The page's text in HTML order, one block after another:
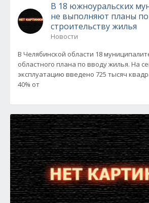
В 18 южноуральских
не выполняют планы по
строительству жилья
Новости
В Челябинской области 18
областного плана по вводу жилья. На
эксплуатацию введено 725 тысяч
40% от